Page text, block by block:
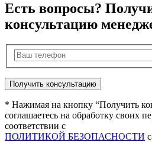
Есть вопросы?
консультацию
* Нажимая на кнопку “Получить
соглашаетесь на обработку своих
соответствии с
ПОЛИТИКОЙ БЕЗОПАСНОСТИ